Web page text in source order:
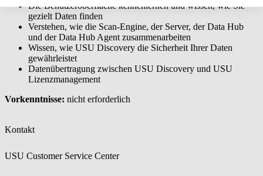
Die Benutzeroberfläche kennenlernen und wissen, wie Sie
gezielt Daten finden
Verstehen, wie die Scan-Engine, der Server, der Data Hub
und der Data Hub Agent zusammenarbeiten
Wissen, wie USU Discovery die Sicherheit Ihrer Daten
gewährleistet
Datenübertragung zwischen USU Discovery und USU
Lizenzmanagement
Vorkenntnisse: nicht erforderlich
Kontakt
USU Customer Service Center